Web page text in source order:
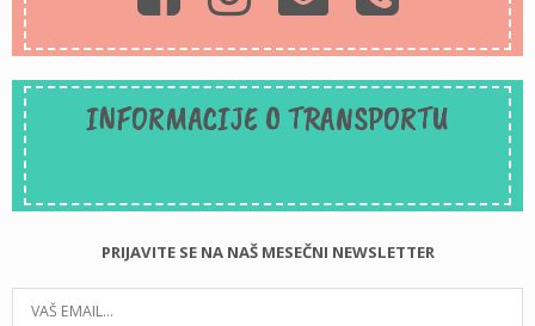
INFORMACIJE O TRANSPORTU
PRIJAVITE SE NA NAŠ MESEČNI NEWSLETTER